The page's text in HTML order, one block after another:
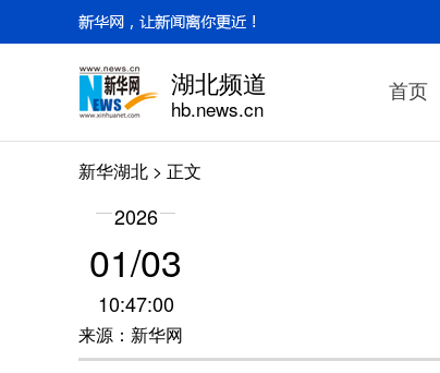
湖北频道
hb.news.cn
首页
新华湖北 > 正文
2026
01/03
10:47:00
来源：新华网